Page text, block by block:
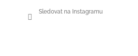
Sledovat na Instagramu